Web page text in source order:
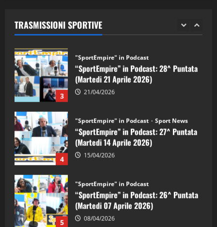
TRASMISSIONI SPORTIVE
2 28/04/2026
3
"SportEmpire" in Podcast
“SportEmpire” in Podcast: 28^ Puntata
(Martedi 21 Aprile 2026)
21/04/2026
4
"SportEmpire" in Podcast Sport News
“SportEmpire” in Podcast: 27^ Puntata
(Martedi 14 Aprile 2026)
15/04/2026
5
"SportEmpire" in Podcast
“SportEmpire” in Podcast: 26^ Puntata
(Martedi 07 Aprile 2026)
08/04/2026